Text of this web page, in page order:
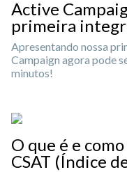
Active
primeira
Apresentando nossa
Campaign agora pode
minutos!
O que é e
CSAT (Índice